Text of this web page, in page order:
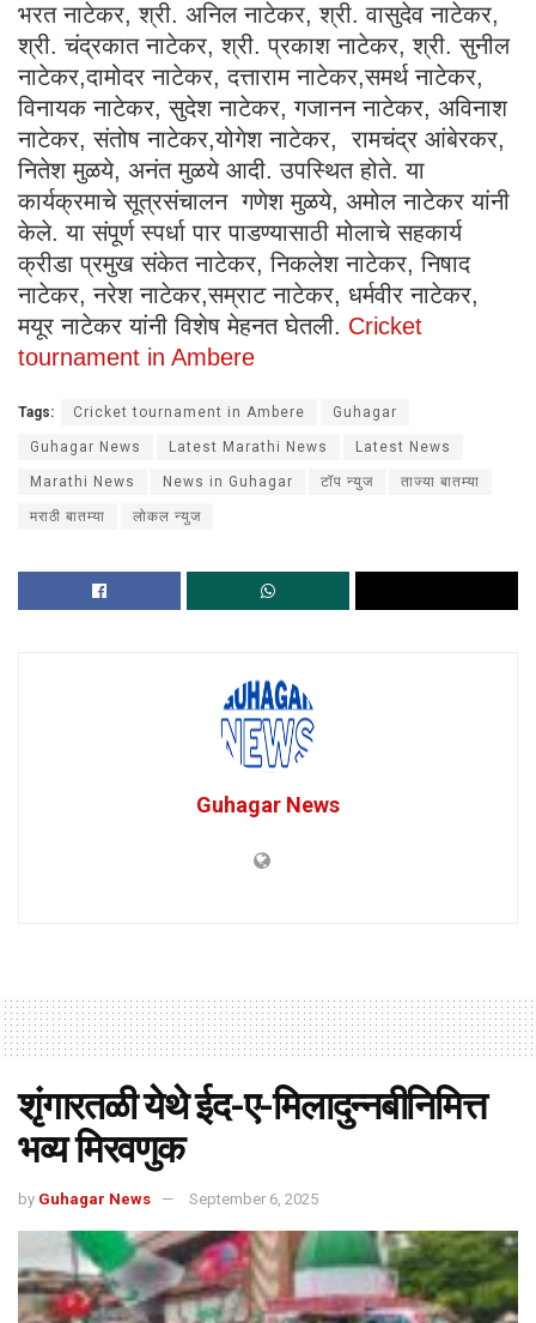
भरत नाटेकर, श्री. अनिल नाटेकर, श्री. वासुदेव नाटेकर,
श्री. चंद्रकात नाटेकर, श्री. प्रकाश नाटेकर, श्री. सुनील
नाटेकर,दामोदर नाटेकर, दत्ताराम नाटेकर,समर्थ नाटेकर,
विनायक नाटेकर, सुदेश नाटेकर, गजानन नाटेकर, अविनाश
नाटेकर, संतोष नाटेकर,योगेश नाटेकर, रामचंद्र आंबेरकर,
नितेश मुळये, अनंत मुळये आदी. उपस्थित होते. या
कार्यक्रमाचे सूत्रसंचालन गणेश मुळये, अमोल नाटेकर यांनी
केले. या संपूर्ण स्पर्धा पार पाडण्यासाठी मोलाचे सहकार्य
क्रीडा प्रमुख संकेत नाटेकर, निकलेश नाटेकर, निषाद
नाटेकर, नरेश नाटेकर,सम्राट नाटेकर, धर्मवीर नाटेकर,
मयूर नाटेकर यांनी विशेष मेहनत घेतली. Cricket
tournament in Ambere
Tags: Cricket tournament in Ambere Guhagar
Guhagar News Latest Marathi News Latest News
Marathi News News in Guhagar टॉप न्युज ताज्या बातम्या
मराठी बातम्या लोकल न्युज
Guhagar News
शृंगारतळी येथे ईद-ए-मिलादुन्नबीनिमित्त
भव्य मिरवणुक
by Guhagar News September 6, 2025